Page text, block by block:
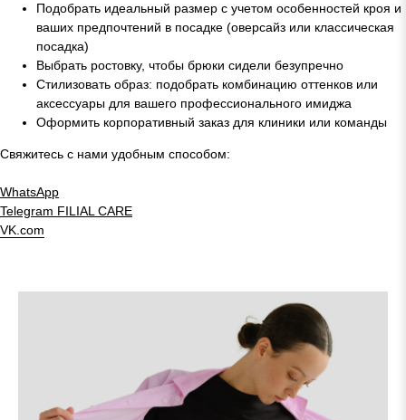
Подобрать идеальный размер с учетом особенностей кроя и
ваших предпочтений в посадке (оверсайз или классическая
посадка)
Выбрать ростовку, чтобы брюки сидели безупречно
Стилизовать образ: подобрать комбинацию оттенков или
аксессуары для вашего профессионального имиджа
Оформить корпоративный заказ для клиники или команды
Свяжитесь с нами удобным способом:
WhatsApp
Telegram FILIAL CARE
VK.com